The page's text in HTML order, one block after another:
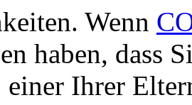
Wenn
haben, dass
einer Ihrer